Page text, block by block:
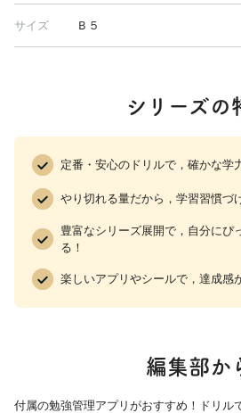
サイズ Ｂ５
シリーズの
定番・安心のドリルで，確かな学
やり切れる量だから，学習習慣づ
豊富なシリーズ展開で，自分にぴ
る！
楽しいアプリやシールで，達成感
編集部か
付属の勉強管理アプリがおすすめ！ドリル